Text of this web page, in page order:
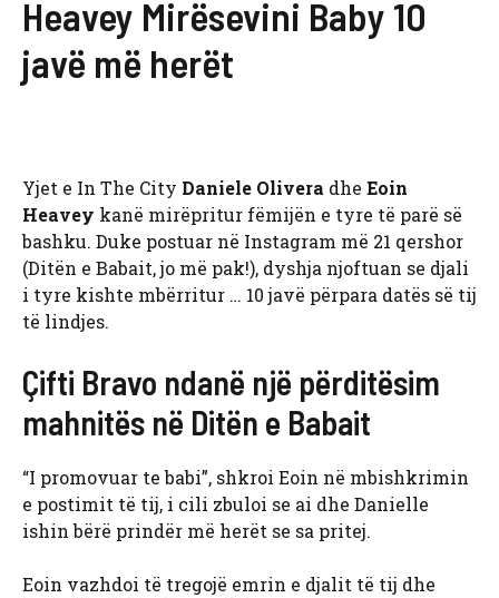
Heavey Mirësevini Baby 10
javë më herët
Yjet e In The City Daniele Olivera dhe Eoin
Heavey kanë mirëpritur fëmijën e tyre të parë së
bashku. Duke postuar në Instagram më 21 qershor
(Ditën e Babait, jo më pak!), dyshja njoftuan se djali
i tyre kishte mbërritur … 10 javë përpara datës së tij
të lindjes.
Çifti Bravo ndanë një përditësim
mahnitës në Ditën e Babait
“I promovuar te babi”, shkroi Eoin në mbishkrimin
e postimit të tij, i cili zbuloi se ai dhe Danielle
ishin bërë prindër më herët se sa pritej.
Eoin vazhdoi të tregojë emrin e djalit të tij dhe